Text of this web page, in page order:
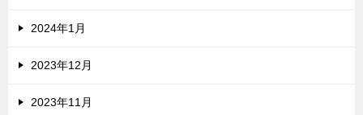
2024年1月
2023年12月
2023年11月